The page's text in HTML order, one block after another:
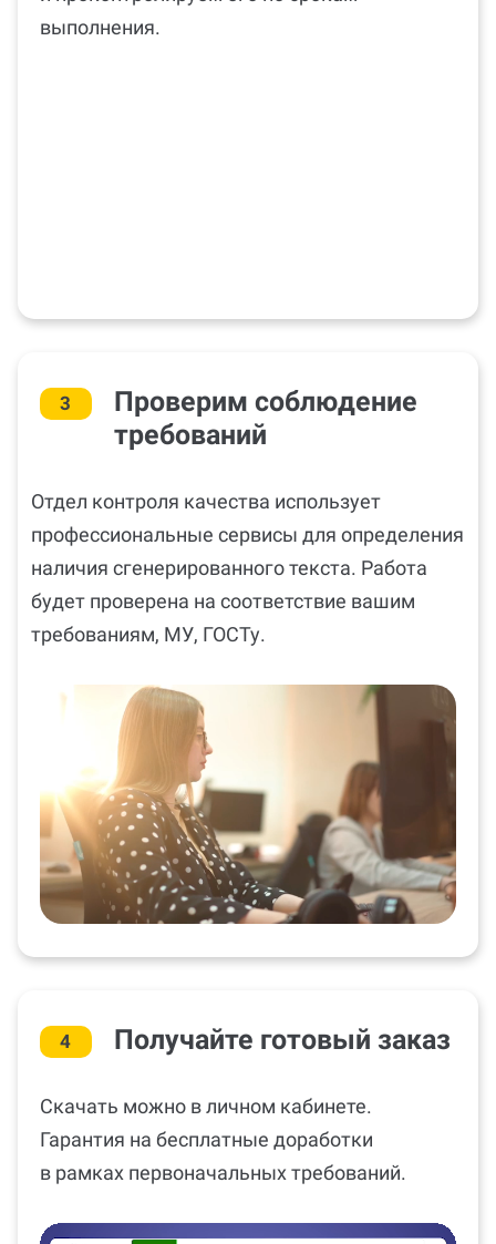
выполнения.
3
Проверим соблюдение
требований
Отдел контроля качества использует
профессиональные сервисы для определения
наличия сгенерированного текста. Работа
будет проверена на соответствие вашим
требованиям, МУ, ГОСТу.
4 Получайте готовый заказ
Скачать можно в личном кабинете.
Гарантия на бесплатные доработки
в рамках первоначальных требований.